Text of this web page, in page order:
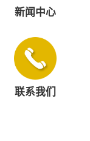
新闻中心
联系我们